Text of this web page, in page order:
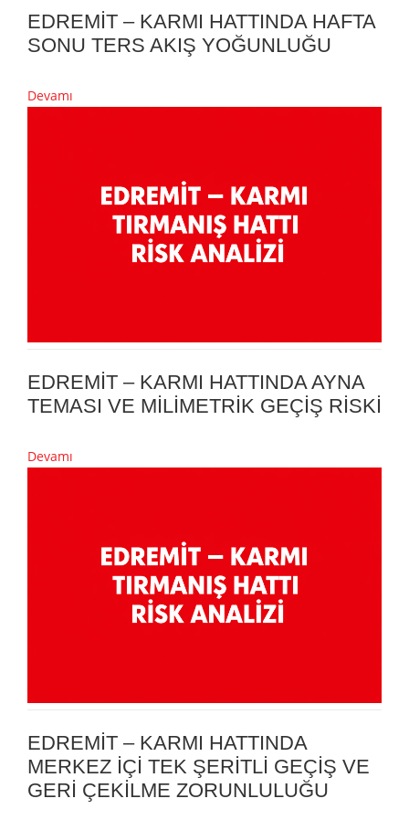
EDREMİT – KARMI HATTINDA HAFTA
SONU TERS AKIŞ YOĞUNLUĞU
Devamı
EDREMİT – KARMI HATTINDA AYNA
TEMASI VE MİLİMETRİK GEÇİŞ RİSKİ
Devamı
EDREMİT – KARMI HATTINDA
MERKEZ İÇİ TEK ŞERİTLİ GEÇİŞ VE
GERİ ÇEKİLME ZORUNLULUĞU